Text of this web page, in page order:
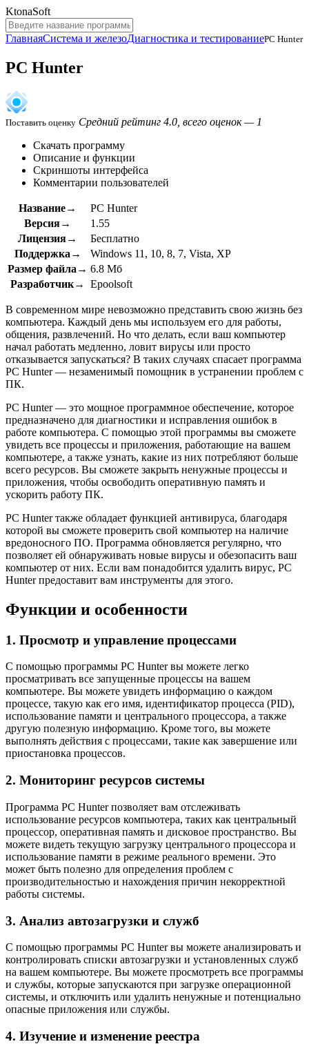
KtonaSoft
ГлавнаяСистема и железоДиагностика и тестированиеPC Hunter
PC Hunter
Поставить оценку Средний рейтинг 4.0, всего оценок — 1
Скачать программу
Описание и функции
Скриншоты интерфейса
Комментарии пользователей
Название→
PC Hunter
Версия→
1.55
Лицензия→
Бесплатно
Поддержка→
Windows 11, 10, 8, 7, Vista, XP
Размер файла→ 6.8 Мб
Разработчик→
Epoolsoft
В современном мире невозможно представить свою жизнь без
компьютера. Каждый день мы используем его для работы,
общения, развлечений. Но что делать, если ваш компьютер
начал работать медленно, ловит вирусы или просто
отказывается запускаться? В таких случаях спасает программа
PC Hunter — незаменимый помощник в устранении проблем с
ПК.
PC Hunter — это мощное программное обеспечение, которое
предназначено для диагностики и исправления ошибок в
работе компьютера. С помощью этой программы вы сможете
увидеть все процессы и приложения, работающие на вашем
компьютере, а также узнать, какие из них потребляют больше
всего ресурсов. Вы сможете закрыть ненужные процессы и
приложения, чтобы освободить оперативную память и
ускорить работу ПК.
PC Hunter также обладает функцией антивируса, благодаря
которой вы сможете проверить свой компьютер на наличие
вредоносного ПО. Программа обновляется регулярно, что
позволяет ей обнаруживать новые вирусы и обезопасить ваш
компьютер от них. Если вам понадобится удалить вирус, PC
Hunter предоставит вам инструменты для этого.
Функции и особенности
1. Просмотр и управление процессами
С помощью программы PC Hunter вы можете легко
просматривать все запущенные процессы на вашем
компьютере. Вы можете увидеть информацию о каждом
процессе, такую как его имя, идентификатор процесса (PID),
использование памяти и центрального процессора, а также
другую полезную информацию. Кроме того, вы можете
выполнять действия с процессами, такие как завершение или
приостановка процессов.
2. Мониторинг ресурсов системы
Программа PC Hunter позволяет вам отслеживать
использование ресурсов компьютера, таких как центральный
процессор, оперативная память и дисковое пространство. Вы
можете видеть текущую загрузку центрального процессора и
использование памяти в режиме реального времени. Это
может быть полезно для определения проблем с
производительностью и нахождения причин некорректной
работы системы.
3. Анализ автозагрузки и служб
С помощью программы PC Hunter вы можете анализировать и
контролировать списки автозагрузки и установленных служб
на вашем компьютере. Вы можете просмотреть все программы
и службы, которые запускаются при загрузке операционной
системы, и отключить или удалить ненужные и потенциально
опасные приложения или службы.
4. Изучение и изменение реестра